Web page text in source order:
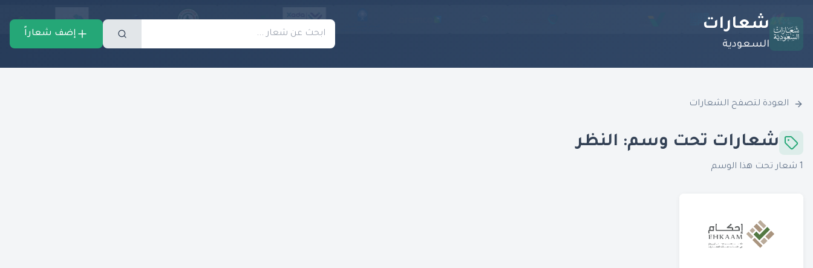
شعارات
السعودية
إضف شعاراً
العودة لتصفح الشعارات
شعارات تحت وسم: النظر
1 شعار تحت هذا الوسم